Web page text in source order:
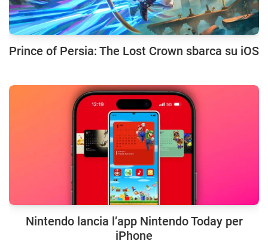
Prince of Persia: The Lost Crown sbarca su iOS
Nintendo lancia l’app Nintendo Today per
iPhone